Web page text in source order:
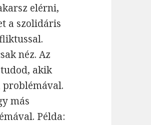
elérni,
a szolidáris
néz. Az
akik
problémával.
más
Példa: